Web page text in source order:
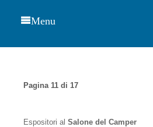
Menu
Pagina 11 di 17
Espositori al Salone del Camper